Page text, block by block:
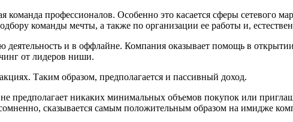
команда профессионалов. Особенно это касается сферы сетевого
команды мечты, а также по организации ее работы и,
и в оффлайне. Компания оказывает помощь в
от лидеров ниши.
Таким образом, предполагается и пассивный доход.
предполагает никаких минимальных объемов покупок или
сказывается самым положительным образом на имидже